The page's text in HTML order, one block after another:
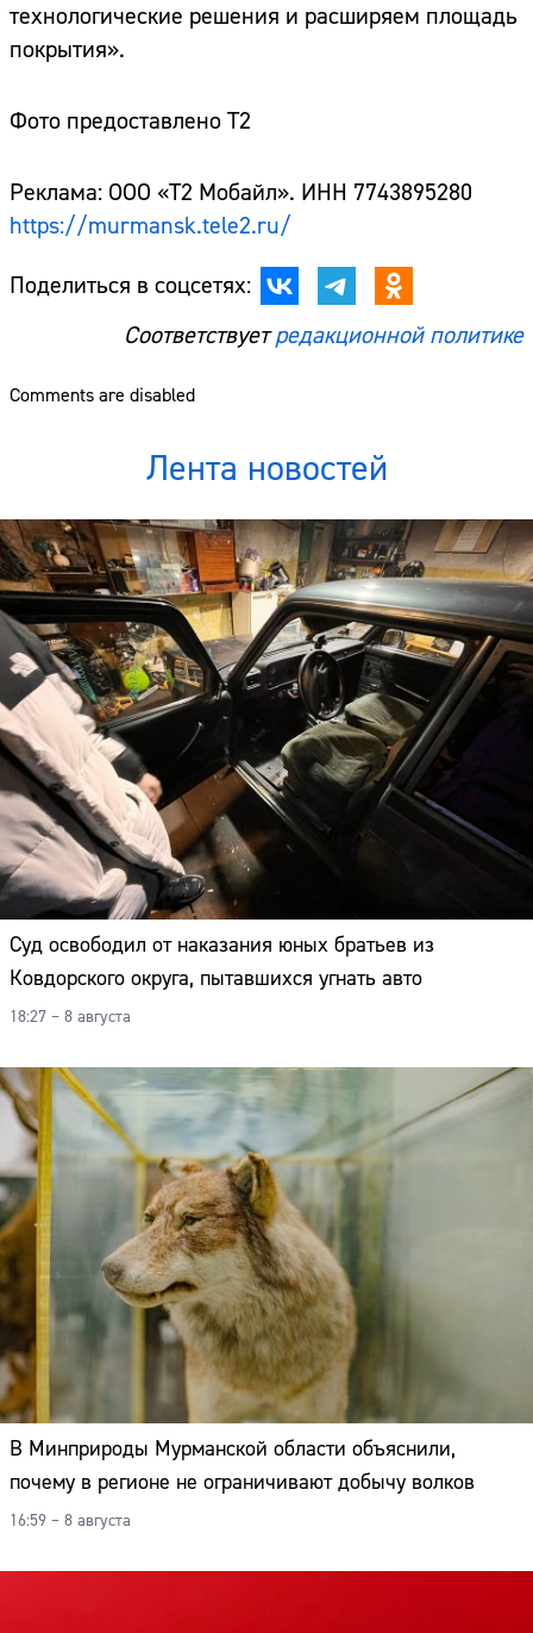
технологические решения и расширяем площадь
покрытия».
Фото предоставлено T2
Реклама: ООО «Т2 Мобайл». ИНН 7743895280
https://murmansk.tele2.ru/
Поделиться в соцсетях:
Соответствуетредакционной политике
Comments are disabled
Лента новостей
Суд освободил от наказания юных братьев из
Ковдорского округа, пытавшихся угнать авто
18:27 – 8 августа
В Минприроды Мурманской области объяснили,
почему в регионе не ограничивают добычу волков
16:59 – 8 августа